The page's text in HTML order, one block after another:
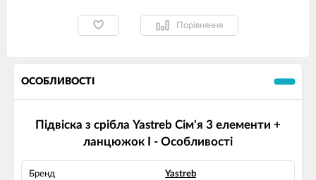
Порівняння
ОСОБЛИВОСТІ
Підвіска з срібла Yastreb Сім'я 3 елементи +
ланцюжок I - Особливості
Бренд Yastreb